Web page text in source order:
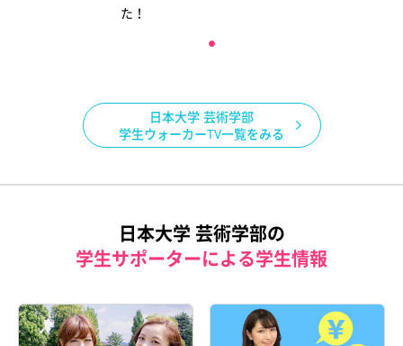
た！
日本大学 芸術学部
学生ウォーカーTV一覧をみる
日本大学 芸術学部の
学生サポーターによる学生情報